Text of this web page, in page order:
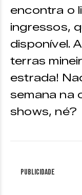
encontra o
ingressos,
disponível.
terras
estrada!
semana na
shows, né?
Publicidade